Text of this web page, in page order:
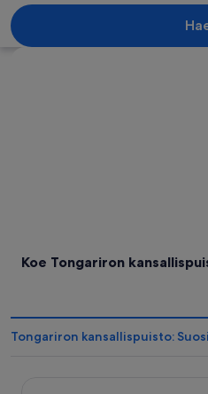
Koe Tongariron
Tongariron kansallispuisto: